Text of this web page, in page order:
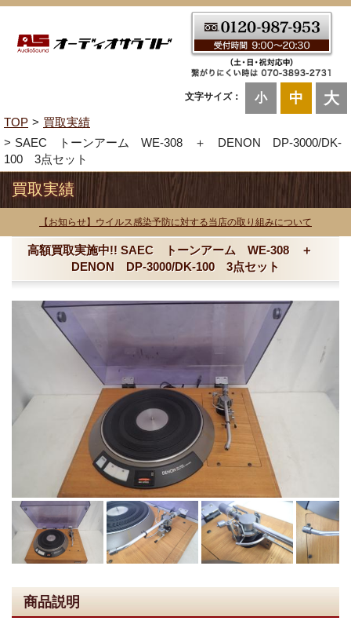
文字サイズ： 小 中 大
TOP
買取実績
SAEC トーンアーム WE-308 ＋ DENON DP-3000/DK-
100 3点セット
買取実績
【お知らせ】ウイルス感染予防に対する当店の取り組みについて
高額買取実施中!! SAEC トーンアーム WE-308 ＋
DENON DP-3000/DK-100 3点セット
商品説明